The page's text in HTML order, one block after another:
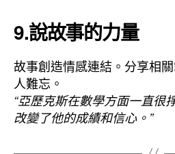
9.說故事的力量
故事創造情感連結。分享相
人難忘。
“亞歷克斯在數學方面一直很
改變了他的成績和信心。”